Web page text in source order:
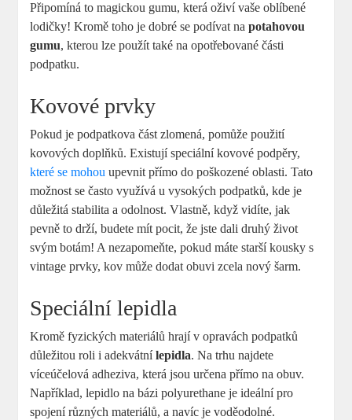
Připomíná to magickou gumu, která oživí vaše oblíbené
lodičky! Kromě toho je dobré se podívat napotahovou
gumu, kterou lze použít také na opotřebované části
podpatku.
Kovové prvky
Pokud je podpatkova část zlomená, pomůže použití
kovových doplňků. Existují speciální kovové podpěry,
které se mohou upevnit přímo do poškozené oblasti. Tato
možnost se často využívá u vysokých podpatků, kde je
důležitá stabilita a odolnost. Vlastně, když vidíte, jak
pevně to drží, budete mít pocit, že jste dali druhý život
svým botám! A nezapomeňte, pokud máte starší kousky s
vintage prvky, kov může dodat obuvi zcela nový šarm.
Speciální lepidla
Kromě fyzických materiálů hrají v opravách podpatků
důležitou roli i adekvátnílepidla. Na trhu najdete
víceúčelová adheziva, která jsou určena přímo na obuv.
Například, lepidlo na bázi polyurethane je ideální pro
spojení různých materiálů, a navíc je voděodolné.